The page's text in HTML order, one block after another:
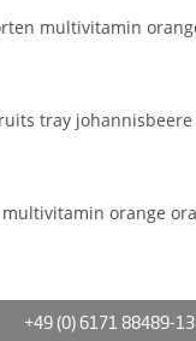
+49 (0) 6171 88489-13